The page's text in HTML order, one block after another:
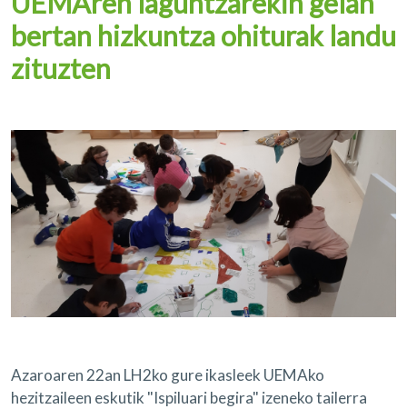
bertan hizkuntza ohiturak landu
zituzten
Azaroaren 22an LH2ko gure ikasleek UEMAko
hezitzaileen eskutik "Ispiluari begira" izeneko tailerra